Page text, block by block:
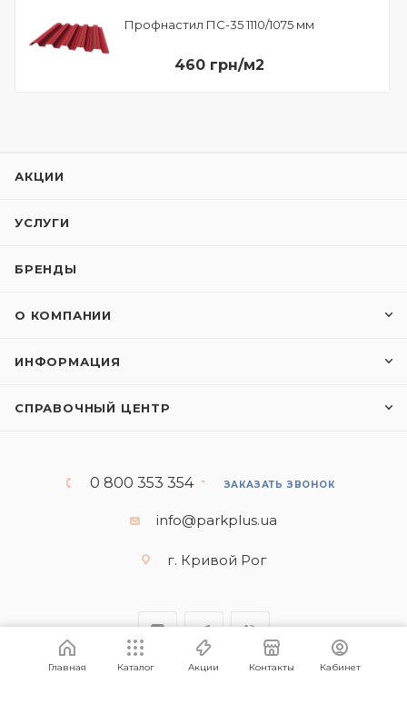
Профнастил ПС-35 1110/1075 мм
460 грн/м2
АКЦИИ
УСЛУГИ
БРЕНДЫ
О КОМПАНИИ
ИНФОРМАЦИЯ
СПРАВОЧНЫЙ ЦЕНТР
0 800 353 354 ЗАКАЗАТЬ ЗВОНОК
info@parkplus.ua
г. Кривой Рог
Главная Каталог Акции Контакты Кабинет